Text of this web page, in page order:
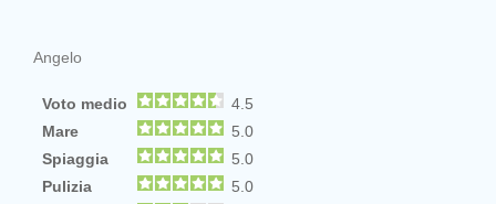
Angelo
Voto medio
4.5
Mare
5.0
Spiaggia
5.0
Pulizia
5.0